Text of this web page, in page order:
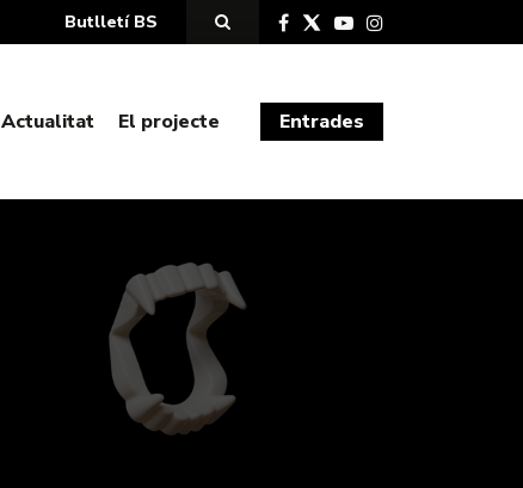
Butlletí BS
Actualitat El projecte Entrades